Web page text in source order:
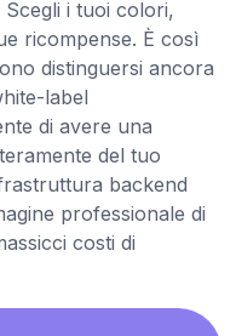
i tuoi colori,
ricompense. È così
distinguersi ancora
label
di avere una
del tuo
backend
professionale di
costi di